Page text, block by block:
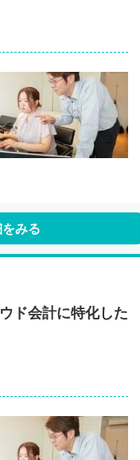
みる
ド会計に特化した